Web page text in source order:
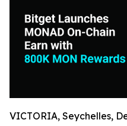
VICTORIA, Seychelles,